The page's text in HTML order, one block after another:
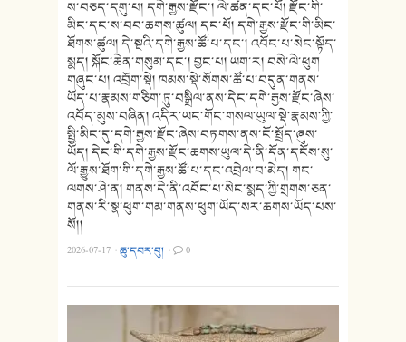
ས་བཅད་དགུ་པ། དགེ་རྒྱས་རྫོང་། ལེ་ཚན་དང་པོ། རྫོང་གི་
མིང་དང་ས་བབ་ཆགས་ཚུལ། དང་པོ། དགེ་རྒྱས་རྫོང་གི་མིང་
ཐོགས་ཚུལ། དེ་སྔའི་དགེ་རྒྱས་ཚོ་པ་དང་། འབོང་པ་སེང་སྟོད་
སྨད། སྐོང་ཆེན་གསུམ་དང་། བྱང་པ། ཡག་ར། བསེ་ལེ་ཕུག
གཞུང་པ། འབྲོག་སྡེ། ཁམས་སྡེ་སོགས་ཚོ་པ་བདུན་གནས་
ཡོད་པ་རྣམས་གཅིག་ཏུ་བསྒྲིལ་ནས་དེང་དགེ་རྒྱས་རྫོང་ཞེས་
འབོད་མུས་བཞིན། འདིར་ཡང་གོང་གསལ་ཡུལ་སྡེ་རྣམས་ཀྱི་
སྤྱི་མིང་དུ་དགེ་རྒྱས་རྫོང་ཞེས་བཏགས་ནས་ངོ་སྤྲོད་ཞུས་
ཡོད། དེང་གི་དགེ་རྒྱས་རྫོང་ཆགས་ཡུལ་དེ་ནི་དོན་དངོས་སུ་
ལོ་རྒྱུས་ཐོག་གི་དགེ་རྒྱས་ཚོ་པ་དང་འབྲེལ་བ་མེད། གང་
ལགས་ཤེ་ན། གནས་དེ་ནི་འབོང་པ་སེང་སྨད་ཀྱི་གྲགས་ཅན་
གནས་རི་སྣ་ཕུག་གམ་གནས་ཕུག་ཡོད་སར་ཆགས་ཡོད་པས་
སོ།།
2026-07-17 ·ཆུ་དབར་བུ། · 0